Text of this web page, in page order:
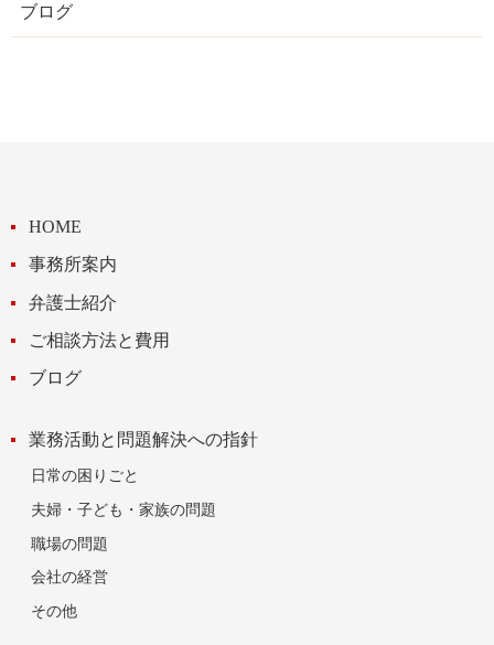
ブログ
HOME
事務所案内
弁護士紹介
ご相談方法と費用
ブログ
業務活動と問題解決への指針
日常の困りごと
夫婦・子ども・家族の問題
職場の問題
会社の経営
その他